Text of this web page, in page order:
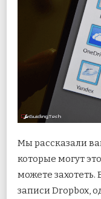
Мы рассказали
которые могут
можете захотеть.
записи Dropbox,